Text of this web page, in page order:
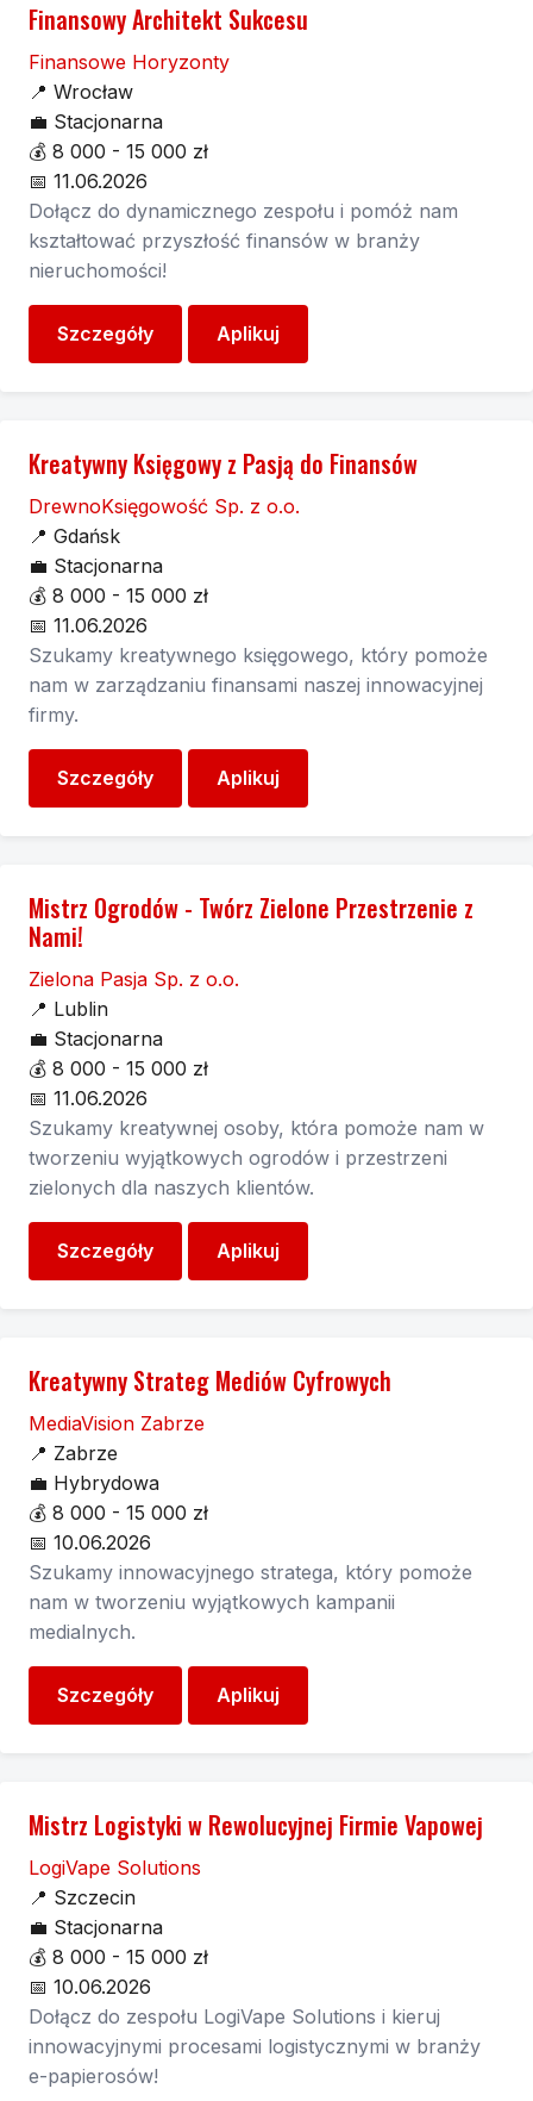
Finansowy Architekt Sukcesu
Finansowe Horyzonty
📍 Wrocław
💼 Stacjonarna
💰 8 000 - 15 000 zł
📅 11.06.2026
Dołącz do dynamicznego zespołu i pomóż nam
kształtować przyszłość finansów w branży
nieruchomości!
Szczegóły Aplikuj
Kreatywny Księgowy z Pasją do Finansów
DrewnoKsięgowość Sp. z o.o.
📍 Gdańsk
💼 Stacjonarna
💰 8 000 - 15 000 zł
📅 11.06.2026
Szukamy kreatywnego księgowego, który pomoże
nam w zarządzaniu finansami naszej innowacyjnej
firmy.
Szczegóły Aplikuj
Mistrz Ogrodów - Twórz Zielone Przestrzenie z
Nami!
Zielona Pasja Sp. z o.o.
📍 Lublin
💼 Stacjonarna
💰 8 000 - 15 000 zł
📅 11.06.2026
Szukamy kreatywnej osoby, która pomoże nam w
tworzeniu wyjątkowych ogrodów i przestrzeni
zielonych dla naszych klientów.
Szczegóły Aplikuj
Kreatywny Strateg Mediów Cyfrowych
MediaVision Zabrze
📍 Zabrze
💼 Hybrydowa
💰 8 000 - 15 000 zł
📅 10.06.2026
Szukamy innowacyjnego stratega, który pomoże
nam w tworzeniu wyjątkowych kampanii
medialnych.
Szczegóły Aplikuj
Mistrz Logistyki w Rewolucyjnej Firmie Vapowej
LogiVape Solutions
📍 Szczecin
💼 Stacjonarna
💰 8 000 - 15 000 zł
📅 10.06.2026
Dołącz do zespołu LogiVape Solutions i kieruj
innowacyjnymi procesami logistycznymi w branży
e-papierosów!